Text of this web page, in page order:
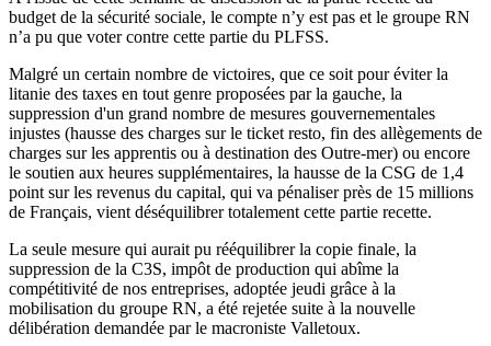
budget de la sécurité sociale, le compte n’y est pas et le groupe RN
n’a pu que voter contre cette partie du PLFSS.
Malgré un certain nombre de victoires, que ce soit pour éviter la
litanie des taxes en tout genre proposées par la gauche, la
suppression d'un grand nombre de mesures gouvernementales
injustes (hausse des charges sur le ticket resto, fin des allègements de
charges sur les apprentis ou à destination des Outre-mer) ou encore
le soutien aux heures supplémentaires, la hausse de la CSG de 1,4
point sur les revenus du capital, qui va pénaliser près de 15 millions
de Français, vient déséquilibrer totalement cette partie recette.
La seule mesure qui aurait pu rééquilibrer la copie finale, la
suppression de la C3S, impôt de production qui abîme la
compétitivité de nos entreprises, adoptée jeudi grâce à la
mobilisation du groupe RN, a été rejetée suite à la nouvelle
délibération demandée par le macroniste Valletoux.